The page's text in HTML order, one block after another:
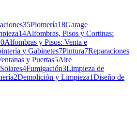
35Plomería18Garage
14Alfombras, Pisos y Cortinas:
Alfombras y Pisos: Venta e
y Gabinetes7Pintura7Reparaciones
y Puertas5Aire
4Fumigación3Limpieza de
2Demolición y Limpieza1Diseño de